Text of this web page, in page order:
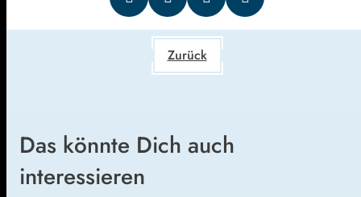
Zurück
Das könnte Dich auch
interessieren